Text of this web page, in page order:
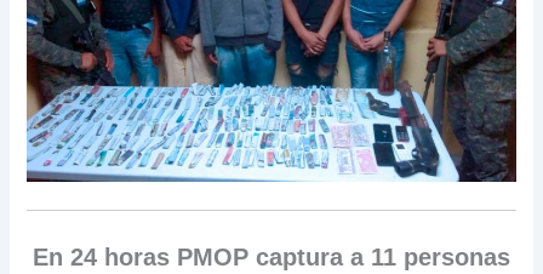
En 24 horas PMOP captura a 11 personas